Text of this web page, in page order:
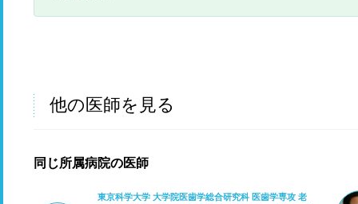
他の医師を見る
同じ所属病院の医師
東京科学大学 大学院医歯学総合研究科 医歯学専攻 老